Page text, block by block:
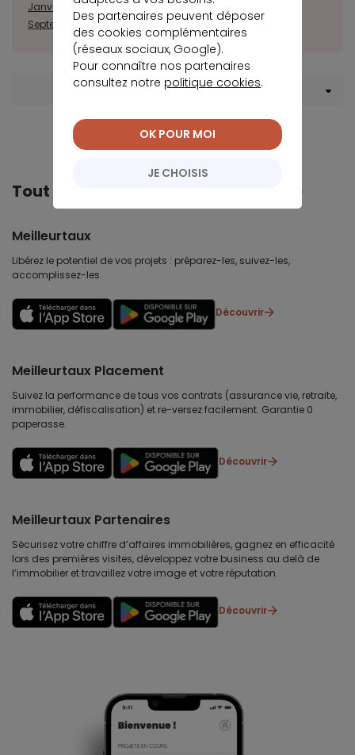
Janvier Février Mars Avril Mai Juin
Septembre
Octobre Novembre Décembre
Menu Assurance de prêt
Tout Meilleurtaux dans votre poche
Meilleurtaux
Libérez le potentiel de vos projets : préparez-les, suivez-les,
accomplissez-les.
Découvrir
Meilleurtaux Placement
Suivez la performance de tous vos contrats (assurance vie, retraite,
immobilier, défiscalisation) et re-versez facilement. Garantie 0
paperasse.
Découvrir
Meilleurtaux Partenaires
Sécurisez votre chiffre d’affaires immobilières, gagnez en efficacité
lors des premières visites, développez votre business au delà de
l’immobilier et travaillez votre image et votre réputation.
Découvrir
Des partenaires peuvent déposer
des cookies complémentaires
(réseaux sociaux, Google).
Pour connaître nos partenaires
consultez notre politique cookies.
JE CHOISIS
OK POUR MOI